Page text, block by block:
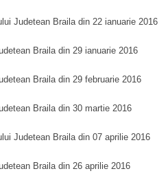
Judetean Braila din22 ianuarie 2016
Braila din29 ianuarie 2016
Braila din29 februarie 2016
Braila din30 martie 2016
Judetean Braila din07 aprilie 2016
Braila din26 aprilie 2016